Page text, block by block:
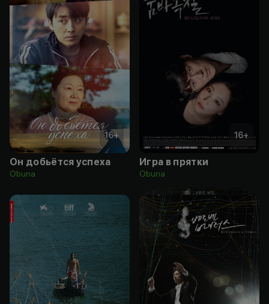
16+
Он добьётся успеха
Obuna
16+
Игра в прятки
Obuna